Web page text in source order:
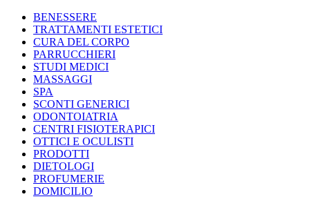
BENESSERE
TRATTAMENTI ESTETICI
CURA DEL CORPO
PARRUCCHIERI
STUDI MEDICI
MASSAGGI
SPA
SCONTI GENERICI
ODONTOIATRIA
CENTRI FISIOTERAPICI
OTTICI E OCULISTI
PRODOTTI
DIETOLOGI
PROFUMERIE
DOMICILIO